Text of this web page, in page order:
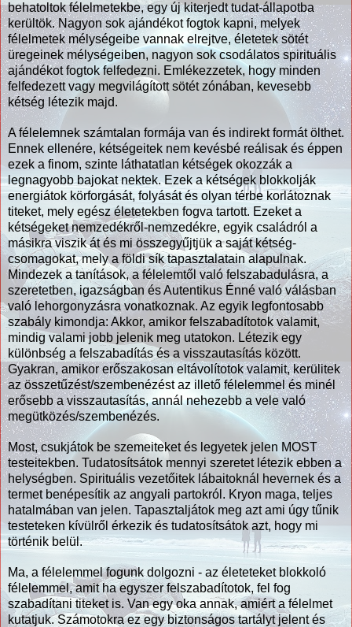
behatoltok félelmetekbe, egy új kiterjedt tudat-állapotba
kerültök. Nagyon sok ajándékot fogtok kapni, melyek
félelmetek mélységeibe vannak elrejtve, életetek sötét
üregeinek mélységeiben, nagyon sok csodálatos spirituális
ajándékot fogtok felfedezni. Emlékezzetek, hogy minden
felfedezett vagy megvilágított sötét zónában, kevesebb
kétség létezik majd.
A félelemnek számtalan formája van és indirekt formát ölthet.
Ennek ellenére, kétségeitek nem kevésbé reálisak és éppen
ezek a finom, szinte láthatatlan kétségek okozzák a
legnagyobb bajokat nektek. Ezek a kétségek blokkolják
energiátok körforgását, folyását és olyan térbe korlátoznak
titeket, mely egész életetekben fogva tartott. Ezeket a
kétségeket nemzedékről-nemzedékre, egyik családról a
másikra viszik át és mi összegyűjtjük a saját kétség-
csomagokat, mely a földi sík tapasztalatain alapulnak.
Mindezek a tanítások, a félelemtől való felszabadulásra, a
szeretetben, igazságban és Autentikus Énné való válásban
való lehorgonyzásra vonatkoznak. Az egyik legfontosabb
szabály kimondja: Akkor, amikor felszabadítotok valamit,
mindig valami jobb jelenik meg utatokon. Létezik egy
különbség a felszabadítás és a visszautasítás között.
Gyakran, amikor erőszakosan eltávolítotok valamit, kerülitek
az összetűzést/szembenézést az illető félelemmel és minél
erősebb a visszautasítás, annál nehezebb a vele való
megütközés/szembenézés.
Most, csukjátok be szemeiteket és legyetek jelen MOST
testeitekben. Tudatosítsátok mennyi szeretet létezik ebben a
helységben. Spirituális vezetőitek lábaitoknál hevernek és a
termet benépesítik az angyali partokról. Kryon maga, teljes
hatalmában van jelen. Tapasztaljátok meg azt ami úgy tűnik
testeteken kívülről érkezik és tudatosítsátok azt, hogy mi
történik belül.
Ma, a félelemmel fogunk dolgozni - az életeteket blokkoló
félelemmel, amit ha egyszer felszabadítotok, fel fog
szabadítani titeket is. Van egy oka annak, amiért a félelmet
kutatjuk. Számotokra ez egy biztonságos tartályt jelent és